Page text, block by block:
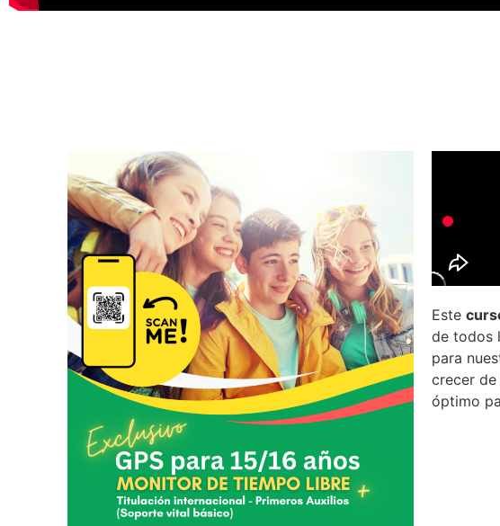
Este
de todos
para
crecer
óptimo